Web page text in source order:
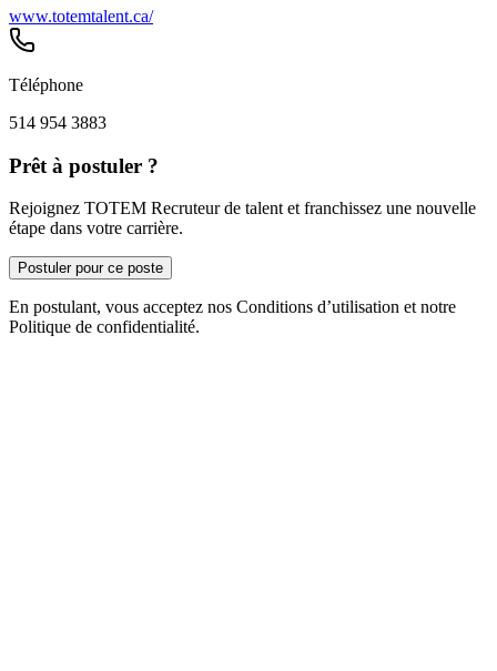
www.totemtalent.ca/
Téléphone
514 954 3883
Prêt à postuler ?
Rejoignez TOTEM Recruteur de talent et franchissez une nouvelle
étape dans votre carrière.
Postuler pour ce poste
En postulant, vous acceptez nos Conditions d’utilisation et notre
Politique de confidentialité.